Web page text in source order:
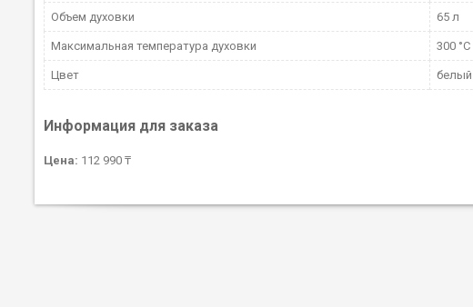
Объем духовки 65 л
Максимальная температура духовки 300 °С
Цвет белый
Информация для заказа
Цена: 112 990 ₸